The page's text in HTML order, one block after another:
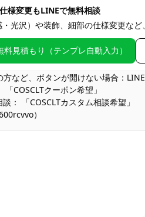
様変更もLINEで無料相談
光沢）や装飾、細部の仕様変更な
料見積もり（テンプレ自動入力）
など、ボタンが開けない場合：
「COSCLTクーポン希望」
談： 「COSCLTカスタム相談希望」
）